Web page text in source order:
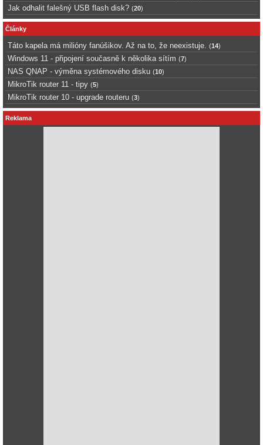
Jak odhalit falešný USB flash disk? (20)
Články
Táto kapela má milióny fanúšikov. Až na to, že neexistuje. (14)
Windows 11 - připojení současně k několika sítím (7)
NAS QNAP - výměna systémového disku (10)
MikroTik router 11 - tipy (5)
MikroTik router 10 - upgrade routeru (3)
Reklama